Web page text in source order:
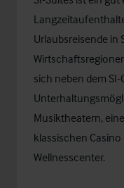
Urlaubsreisende in
sich neben dem
Musiktheatern,
klassischen
Wellnesscenter.